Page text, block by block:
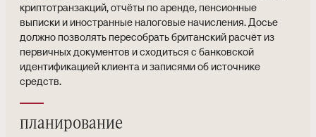
криптотранзакций, отчёты по аренде, пенсионные
выписки и иностранные налоговые начисления. Досье
должно позволять пересобрать британский расчёт из
первичных документов и сходиться с банковской
идентификацией клиента и записями об источнике
средств.
планирование